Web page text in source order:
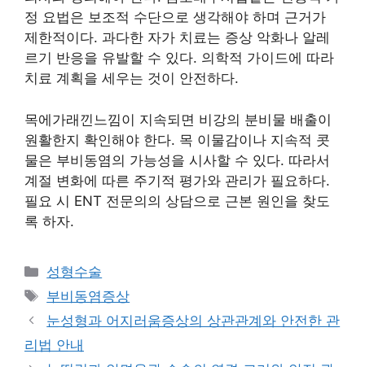
정 요법은 보조적 수단으로 생각해야 하며 근거가
제한적이다. 과다한 자가 치료는 증상 악화나 알레
르기 반응을 유발할 수 있다. 의학적 가이드에 따라
치료 계획을 세우는 것이 안전하다.
목에가래낀느낌이 지속되면 비강의 분비물 배출이
원활한지 확인해야 한다. 목 이물감이나 지속적 콧
물은 부비동염의 가능성을 시사할 수 있다. 따라서
계절 변화에 따른 주기적 평가와 관리가 필요하다.
필요 시 ENT 전문의의 상담으로 근본 원인을 찾도
록 하자.
카
테
고
리
성형수술
태
그
부비동염증상
눈성형과 어지러움증상의 상관관계와 안전한 관
리법 안내